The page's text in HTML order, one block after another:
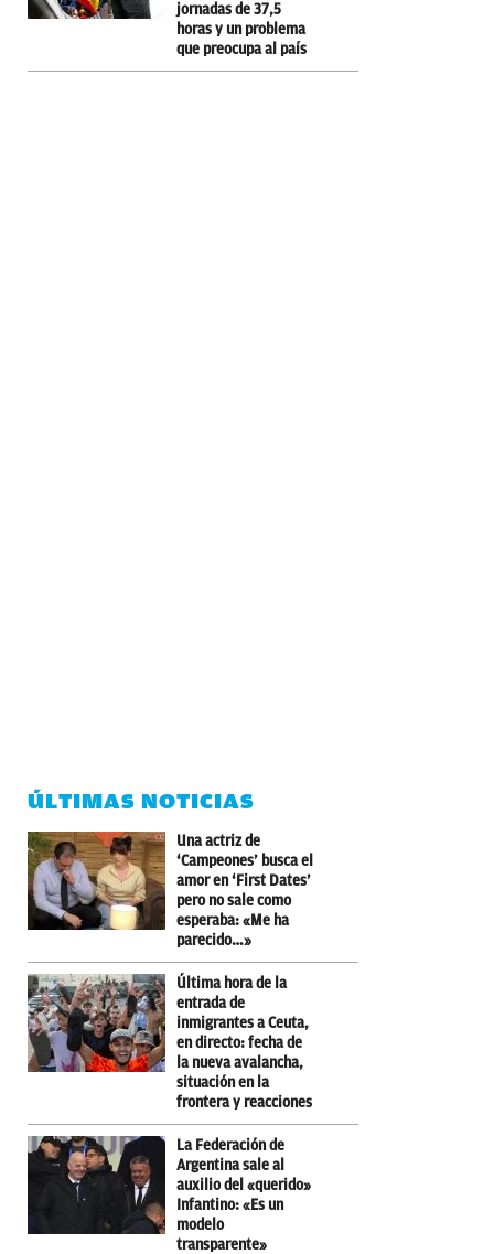
jornadas de 37,5
horas y un problema
que preocupa al país
ÚLTIMAS NOTICIAS
Una actriz de
‘Campeones’ busca el
amor en ‘First Dates’
pero no sale como
esperaba: «Me ha
parecido…»
Última hora de la
entrada de
inmigrantes a Ceuta,
en directo: fecha de
la nueva avalancha,
situación en la
frontera y reacciones
La Federación de
Argentina sale al
auxilio del «querido»
Infantino: «Es un
modelo
transparente»